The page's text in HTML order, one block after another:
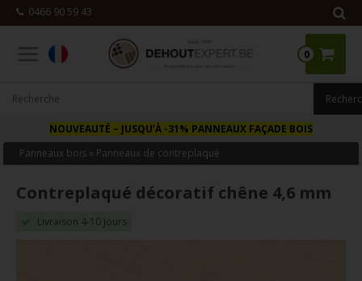
0466 90 59 43
0
NOUVEAUTÉ – JUSQU’À -31% PANNEAUX FAÇADE BOIS
Panneaux bois » Panneaux de contreplaqué
Contreplaqué décoratif chêne 4,6 mm
Livraison 4-10 Jours